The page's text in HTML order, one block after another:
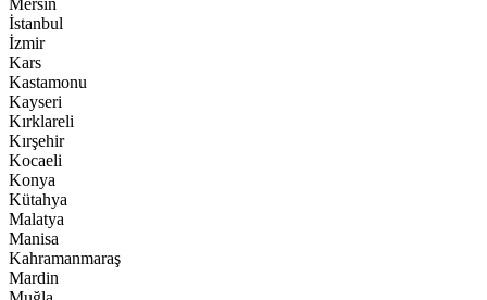
Mersin
İstanbul
İzmir
Kars
Kastamonu
Kayseri
Kırklareli
Kırşehir
Kocaeli
Konya
Kütahya
Malatya
Manisa
Kahramanmaraş
Mardin